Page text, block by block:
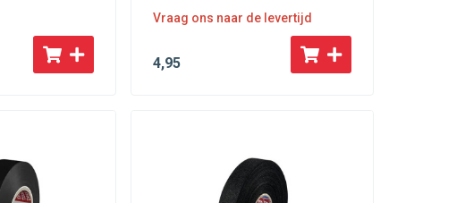
Vraag ons naar de levertijd
4,95